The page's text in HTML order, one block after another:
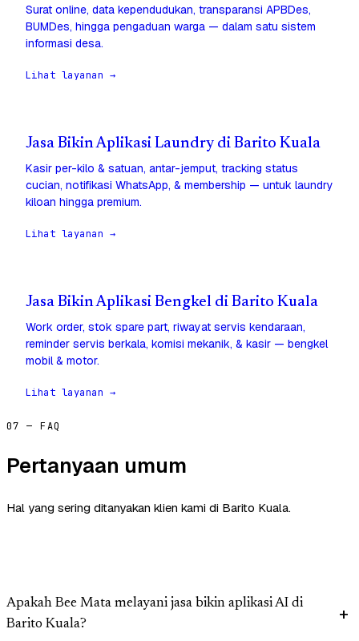
Surat online, data kependudukan, transparansi APBDes,
BUMDes, hingga pengaduan warga — dalam satu sistem
informasi desa.
Lihat layanan →
Jasa Bikin Aplikasi Laundry di Barito Kuala
Kasir per-kilo & satuan, antar-jemput, tracking status
cucian, notifikasi WhatsApp, & membership — untuk laundry
kiloan hingga premium.
Lihat layanan →
Jasa Bikin Aplikasi Bengkel di Barito Kuala
Work order, stok spare part, riwayat servis kendaraan,
reminder servis berkala, komisi mekanik, & kasir — bengkel
mobil & motor.
Lihat layanan →
07 — FAQ
Pertanyaan umum
Hal yang sering ditanyakan klien kami di Barito Kuala.
Apakah Bee Mata melayani jasa bikin aplikasi AI di
Barito Kuala?